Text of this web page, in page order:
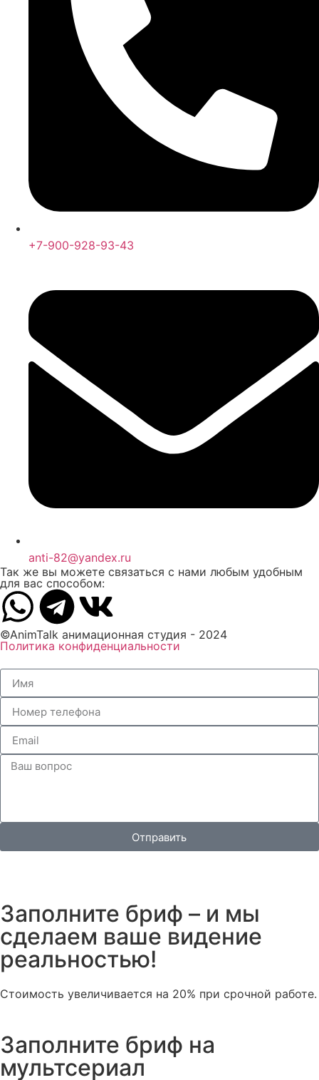
+7-900-928-93-43
anti-82@yandex.ru
Так же вы можете связаться с нами любым удобным
для вас способом:
©AnimTalk анимационная студия - 2024
Политика конфиденциальности
Отправить
Заполните бриф – и мы
сделаем ваше видение
реальностью!
Стоимость увеличивается на 20% при срочной работе.
Заполните бриф на
мультсериал